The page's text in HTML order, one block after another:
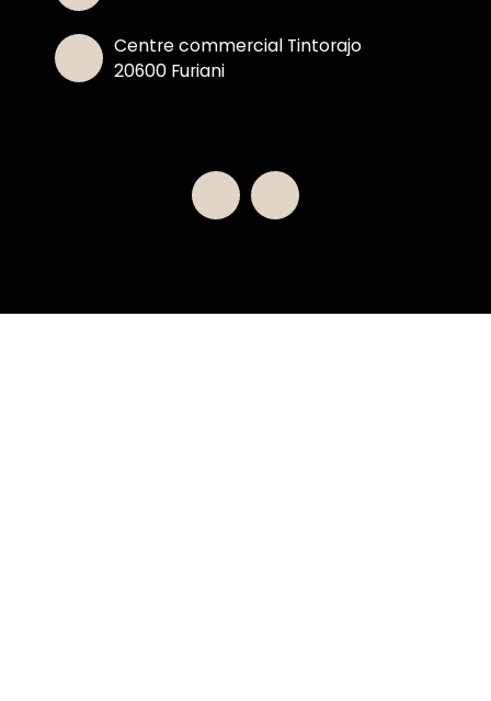
Centre commercial Tintorajo
20600 Furiani